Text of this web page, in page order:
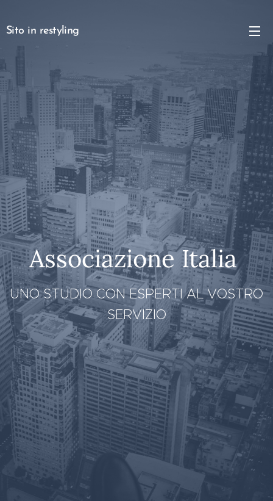
Sito in restyling
Associazione Italia
UNO STUDIO CON ESPERTI AL VOSTRO
SERVIZIO